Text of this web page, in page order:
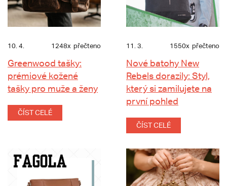
10. 4. 1248x přečteno
Greenwood tašky:
prémiové kožené
tašky pro muže a ženy
ČÍST CELÉ
11. 3. 1550x přečteno
Nové batohy New
Rebels dorazily: Styl,
který si zamilujete na
první pohled
ČÍST CELÉ